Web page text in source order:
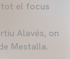
tot el focus
Alavés, on
Mestalla.